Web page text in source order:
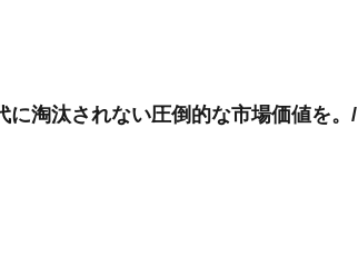
淘汰されない圧倒的な市場価値を。/